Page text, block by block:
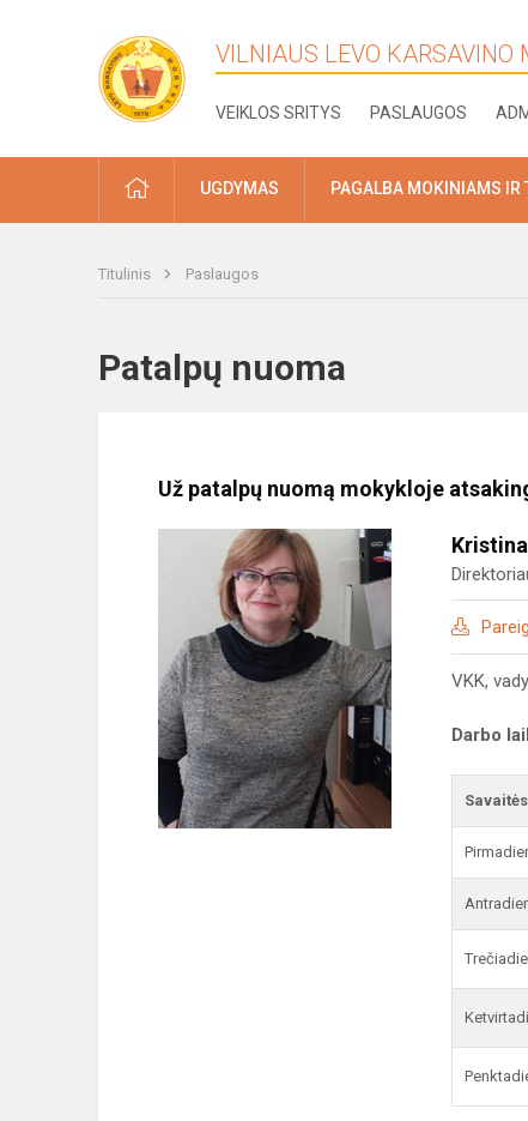
VILNIAUS LEVO KARSAVINO
VEIKLOS SRITYS PASLAUGOS
PRADŽIAUGDYMAS PAGALBA MOKINIAMS IR
Titulinis Paslaugos
Patalpų nuoma
Už patalpų nuomą mokykloje
VKK,
Darbo